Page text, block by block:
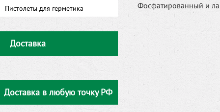
Пистолеты для герметика
Доставка
Доставка в любую точку РФ
Фосфатированный и